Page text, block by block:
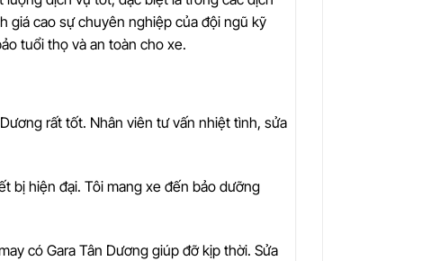
giá cao sự chuyên nghiệp của đội ngũ kỹ
tuổi thọ và an toàn cho xe.
rất tốt. Nhân viên tư vấn nhiệt tình, sửa
bị hiện đại. Tôi mang xe đến bảo dưỡng
có Gara Tân Dương giúp đỡ kịp thời. Sửa